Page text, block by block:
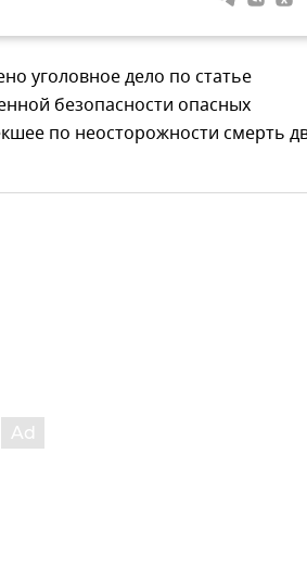
уголовное дело по статье
безопасности опасных
по неосторожности смерть